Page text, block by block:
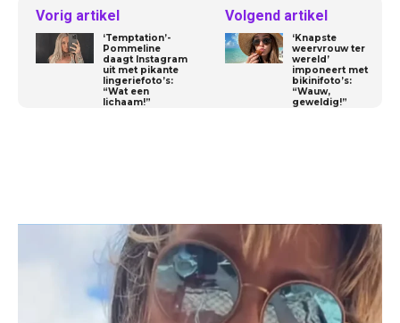
Vorig artikel
‘Temptation’-
Pommeline
daagt Instagram
uit met pikante
lingeriefoto’s:
“Wat een
lichaam!”
Volgend artikel
‘Knapste
weervrouw ter
wereld’
imponeert met
bikinifoto’s:
“Wauw,
geweldig!”